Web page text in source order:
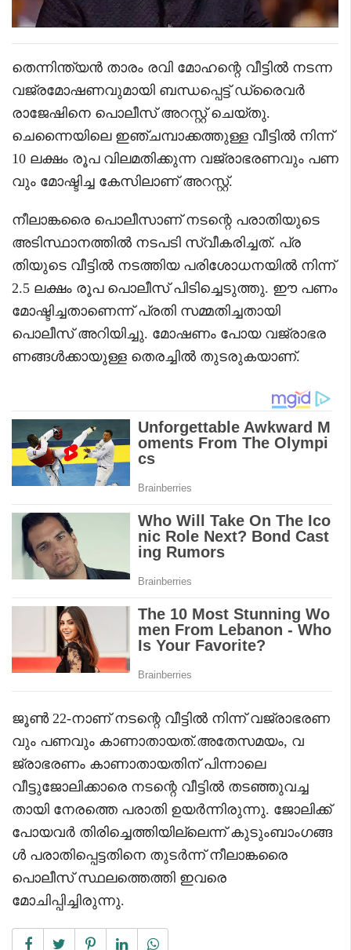
തെന്നിന്ത്യൻ താരം രവി മോഹന്റെ വീട്ടിൽ നടന്ന
വജ്രമോഷണവുമായി ബന്ധപ്പെട്ട് ഡ്രൈവർ
രാജേഷിനെ പൊലീസ് അറസ്റ്റ് ചെയ്തു.
ചെന്നൈയിലെ ഇഞ്ചമ്പാക്കത്തുള്ള വീട്ടിൽ നിന്ന്
10 ലക്ഷം രൂപ വിലമതിക്കുന്ന വജ്രാഭരണവും പണ
വും മോഷ്ടിച്ച കേസിലാണ് അറസ്റ്റ്.
നീലാങ്കരൈ പൊലീസാണ് നടന്റെ പരാതിയുടെ
അടിസ്ഥാനത്തിൽ നടപടി സ്വീകരിച്ചത്. പ്ര
തിയുടെ വീട്ടിൽ നടത്തിയ പരിശോധനയിൽ നിന്ന്
2.5 ലക്ഷം രൂപ പൊലീസ് പിടിച്ചെടുത്തു. ഈ പണം
മോഷ്ടിച്ചതാണെന്ന് പ്രതി സമ്മതിച്ചതായി
പൊലീസ് അറിയിച്ചു. മോഷണം പോയ വജ്രാഭര
ണങ്ങൾക്കായുള്ള തെരച്ചിൽ തുടരുകയാണ്.
ജൂൺ 22-നാണ് നടന്റെ വീട്ടിൽ നിന്ന് വജ്രാഭരണ
വും പണവും കാണാതായത്.അതേസമയം, വ
ജ്രാഭരണം കാണാതായതിന് പിന്നാലെ
വീട്ടുജോലിക്കാരെ നടന്റെ വീട്ടിൽ തടഞ്ഞുവച്ച
തായി നേരത്തെ പരാതി ഉയർന്നിരുന്നു. ജോലിക്ക്
പോയവർ തിരിച്ചെത്തിയില്ലെന്ന് കുടുംബാംഗങ്ങ
ൾ പരാതിപ്പെട്ടതിനെ തുടർന്ന് നീലാങ്കരൈ
പൊലീസ് സ്ഥലത്തെത്തി ഇവരെ
മോചിപ്പിച്ചിരുന്നു.